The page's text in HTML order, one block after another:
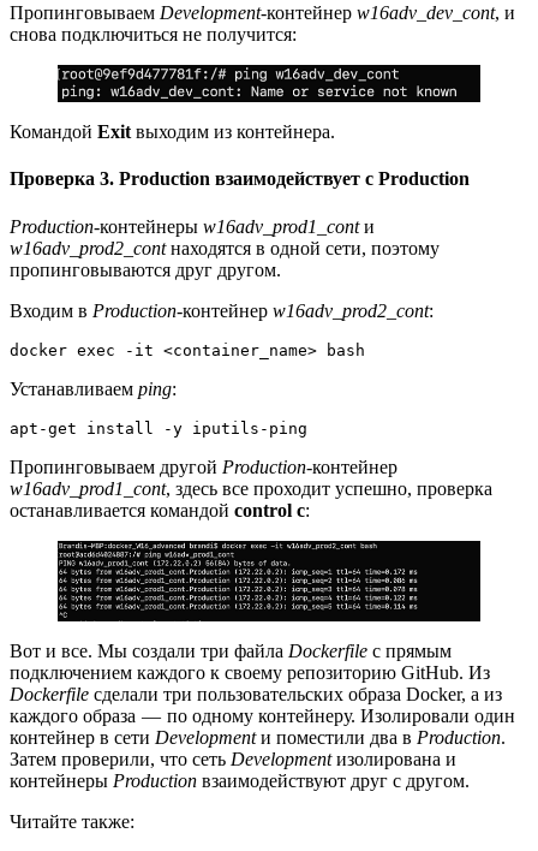
Пропинговываем Development-контейнер w16adv_dev_cont, и
снова подключиться не получится:
Командой Exit выходим из контейнера.
Проверка 3. Production взаимодействует с Production
Production-контейнеры w16adv_prod1_contи
w16adv_prod2_contнаходятся в одной сети, поэтому
пропинговываются друг другом.
Входим в Production-контейнер w16adv_prod2_cont:
docker exec -it <container_name> bash
Устанавливаем ping:
apt-get install -y iputils-ping
Пропинговываем другой Production-контейнер
w16adv_prod1_cont, здесь все проходит успешно, проверка
останавливается командой control c:
Вот и все. Мы создали три файла Dockerfile с прямым
подключением каждого к своему репозиторию GitHub. Из
Dockerfile сделали три пользовательских образа Docker, а из
каждого образа — по одному контейнеру. Изолировали один
контейнер в сети Developmentи поместили два в Production.
Затем проверили, что сеть Developmentизолирована и
контейнеры Production взаимодействуют друг с другом.
Читайте также: